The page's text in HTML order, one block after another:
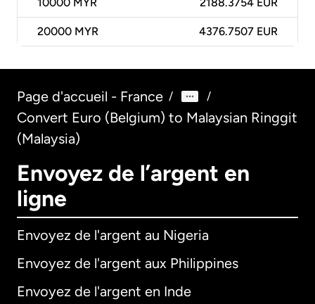
10000 MYR 2188.3754 EUR
20000 MYR 4376.7507 EUR
Page d'accueil - France / /
Convert Euro (Belgium) to Malaysian Ringgit
(Malaysia)
Envoyez de l’argent en
ligne
Envoyez de l'argent au Nigeria
Envoyez de l'argent aux Philippines
Envoyez de l'argent en Inde